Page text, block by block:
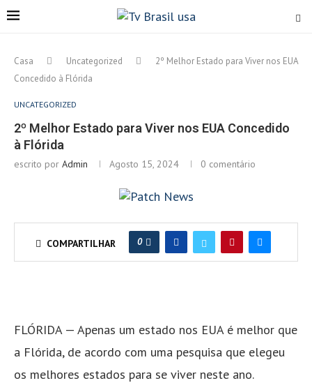
Casa Uncategorized
2º Melhor Estado para Viver nos EUA
Concedido à Flórida
UNCATEGORIZED
2º Melhor Estado para Viver nos EUA Concedido
à Flórida
escrito por Admin Agosto 15, 2024 0 comentário
COMPARTILHAR 0
FLÓRIDA — Apenas um estado nos EUA é melhor que
a Flórida, de acordo com uma pesquisa que elegeu
os melhores estados para se viver neste ano.